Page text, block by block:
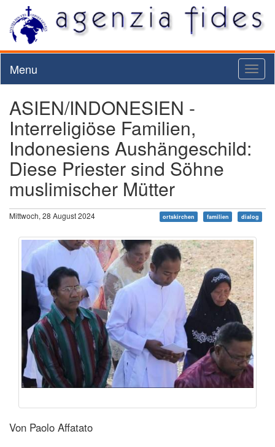
Menu
ASIEN/INDONESIEN -
Interreligiöse Familien,
Indonesiens Aushängeschild:
Diese Priester sind Söhne
muslimischer Mütter
Mittwoch, 28 August 2024 ortskirchen familien dialog
Von Paolo Affatato